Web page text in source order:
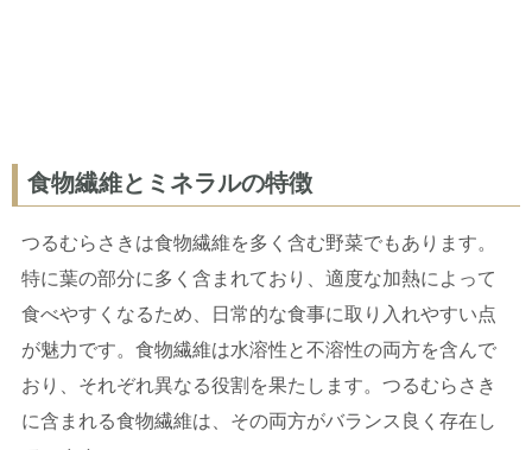
食物繊維とミネラルの特徴
つるむらさきは食物繊維を多く含む野菜でもあります。
特に葉の部分に多く含まれており、適度な加熱によって
食べやすくなるため、日常的な食事に取り入れやすい点
が魅力です。食物繊維は水溶性と不溶性の両方を含んで
おり、それぞれ異なる役割を果たします。つるむらさき
に含まれる食物繊維は、その両方がバランス良く存在し